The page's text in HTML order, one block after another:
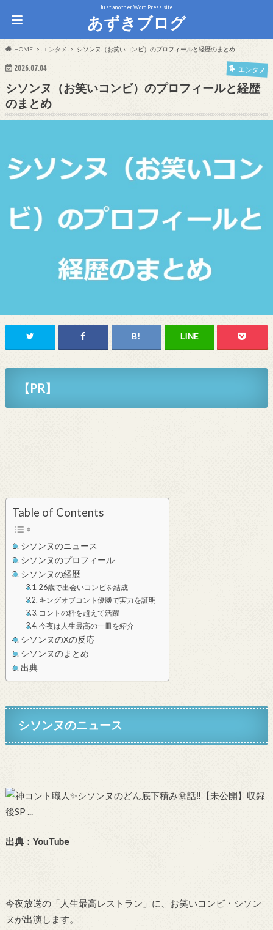
Just another WordPress site
あずきブログ
HOME エンタメ シソンヌ（お笑いコンビ）のプロフィールと経歴のまとめ
2026.07.04 エンタメ
シソンヌ（お笑いコンビ）のプロフィールと経歴
のまとめ
【PR】
Table of Contents
シソンヌのニュース
シソンヌのプロフィール
シソンヌの経歴
26歳で出会いコンビを結成
キングオブコント優勝で実力を証明
コントの枠を超えて活躍
今夜は人生最高の一皿を紹介
シソンヌのXの反応
シソンヌのまとめ
出典
シソンヌのニュース
出典：YouTube
今夜放送の「人生最高レストラン」に、お笑いコンビ・シソン
ヌが出演します。